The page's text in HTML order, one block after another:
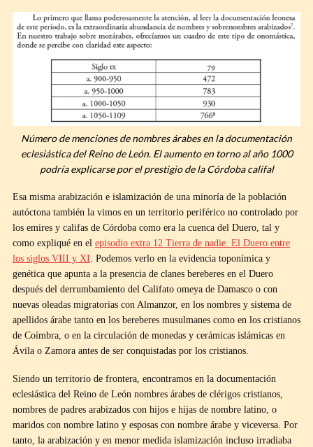
Número de menciones de nombres árabes en la documentación
eclesiástica del Reino de León. El aumento en torno al año 1000
podría explicarse por el prestigio de la Córdoba califal
Esa misma arabización e islamización de una minoría de la población
autóctona también la vimos en un territorio periférico no controlado por
los emires y califas de Córdoba como era la cuenca del Duero, tal y
como expliqué en el episodio extra 12 Tierra de nadie. El Duero entre
los siglos VIII y XI. Podemos verlo en la evidencia toponímica y
genética que apunta a la presencia de clanes bereberes en el Duero
después del derrumbamiento del Califato omeya de Damasco o con
nuevas oleadas migratorias con Almanzor, en los nombres y sistema de
apellidos árabe tanto en los bereberes musulmanes como en los cristianos
de Coímbra, o en la circulación de monedas y cerámicas islámicas en
Ávila o Zamora antes de ser conquistadas por los cristianos.
Siendo un territorio de frontera, encontramos en la documentación
eclesiástica del Reino de León nombres árabes de clérigos cristianos,
nombres de padres arabizados con hijos e hijas de nombre latino, o
maridos con nombre latino y esposas con nombre árabe y viceversa. Por
tanto, la arabización y en menor medida islamización incluso irradiaba